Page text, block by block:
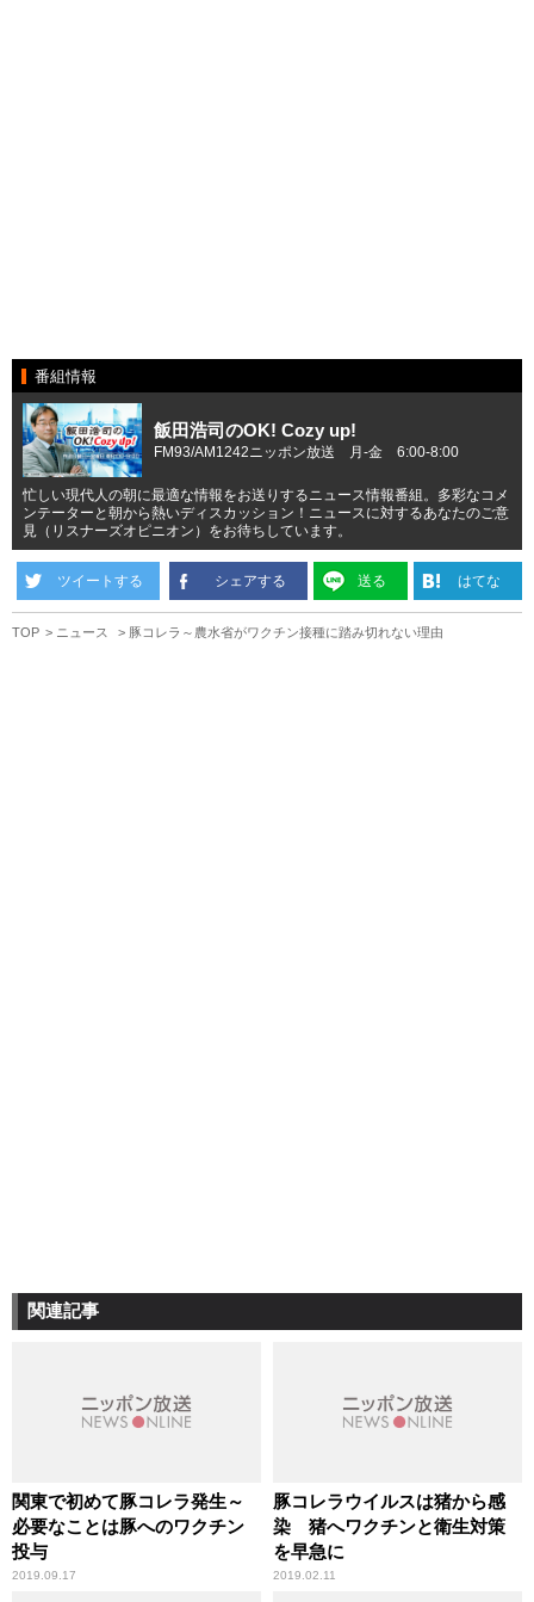
番組情報
飯田浩司のOK! Cozy up!
FM93/AM1242ニッポン放送 月-金 6:00-8:00
忙しい現代人の朝に最適な情報をお送りするニュース情報番組。多彩なコメ
ンテーターと朝から熱いディスカッション！ニュースに対するあなたのご意
見（リスナーズオピニオン）をお待ちしています。
ツイートする シェアする 送る はてな
TOP ニュース 豚コレラ～農水省がワクチン接種に踏み切れない理由
関連記事
関東で初めて豚コレラ発生～
必要なことは豚へのワクチン
投与
2019.09.17
豚コレラウイルスは猪から感
染 猪へワクチンと衛生対策
を早急に
2019.02.11